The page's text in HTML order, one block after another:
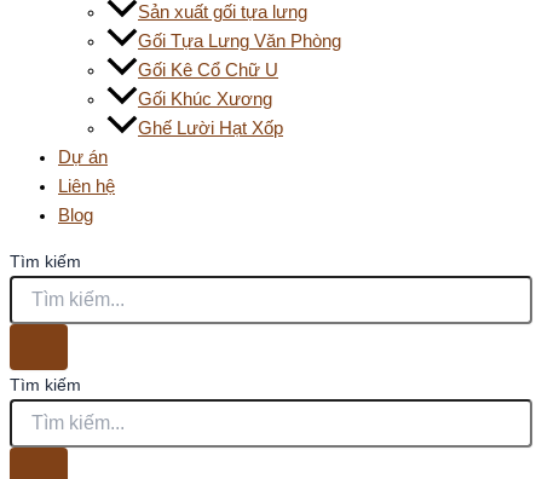
Sản xuất gối tựa lưng
Gối Tựa Lưng Văn Phòng
Gối Kê Cổ Chữ U
Gối Khúc Xương
Ghế Lười Hạt Xốp
Dự án
Liên hệ
Blog
Tìm kiếm
Tìm kiếm